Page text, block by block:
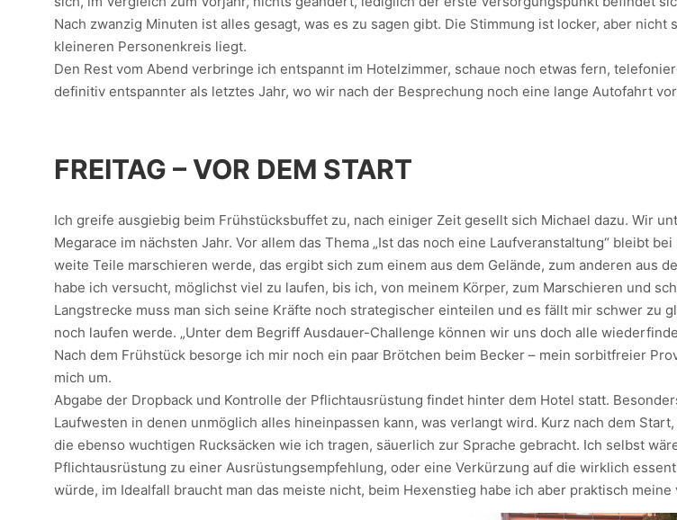
Nach zwanzig Minuten ist alles gesagt, was es zu sagen gibt. Die Stimmung ist locker, aber
kleineren Personenkreis liegt.
Den Rest vom Abend verbringe ich entspannt im Hotelzimmer, schaue noch etwas fern,
definitiv entspannter als letztes Jahr, wo wir nach der Besprechung noch eine lange Autofahrt
FREITAG – VOR DEM START
Ich greife ausgiebig beim Frühstücksbuffet zu, nach einiger Zeit gesellt sich Michael dazu. Wir
Megarace im nächsten Jahr. Vor allem das Thema „Ist das noch eine Laufveranstaltung“ bleibt
weite Teile marschieren werde, das ergibt sich zum einem aus dem Gelände, zum anderen aus
habe ich versucht, möglichst viel zu laufen, bis ich, von meinem Körper, zum Marschieren und
Langstrecke muss man sich seine Kräfte noch strategischer einteilen und es fällt mir schwer zu
noch laufen werde. „Unter dem Begriff Ausdauer-Challenge können wir uns doch alle
Nach dem Frühstück besorge ich mir noch ein paar Brötchen beim Becker – mein sorbitfreier
mich um.
Abgabe der Dropback und Kontrolle der Pflichtausrüstung findet hinter dem Hotel statt.
Laufwesten in denen unmöglich alles hineinpassen kann, was verlangt wird. Kurz nach dem
die ebenso wuchtigen Rucksäcken wie ich tragen, säuerlich zur Sprache gebracht. Ich selbst
Pflichtausrüstung zu einer Ausrüstungsempfehlung, oder eine Verkürzung auf die wirklich
würde, im Idealfall braucht man das meiste nicht, beim Hexenstieg habe ich aber praktisch